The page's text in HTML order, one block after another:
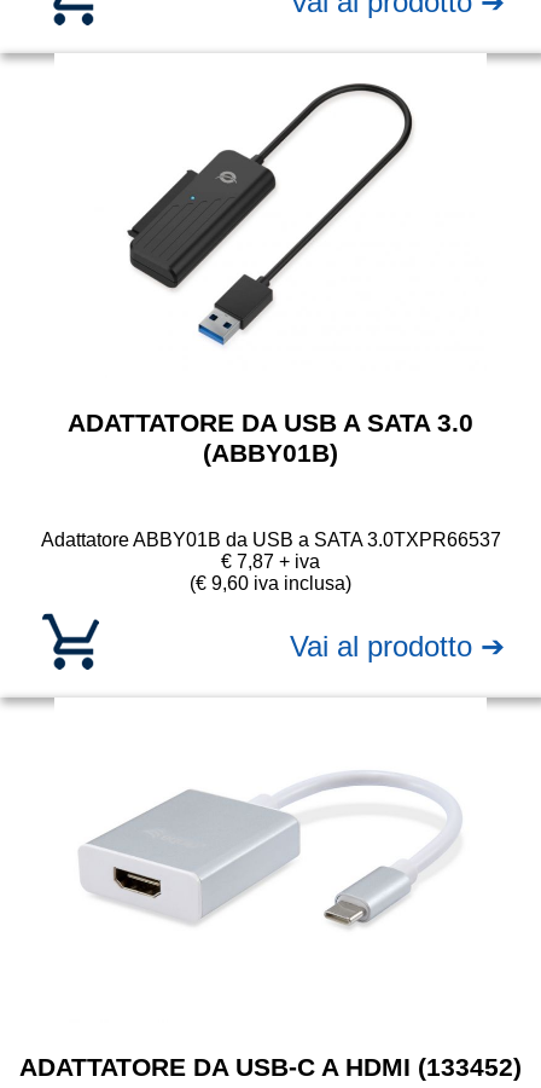
ADATTATORE DA USB A SATA 3.0
(ABBY01B)
Adattatore ABBY01B da USB a SATA 3.0TXPR66537
€ 7,87 + iva
(€ 9,60 iva inclusa)
Vai al prodotto ➔
ADATTATORE DA USB-C A HDMI (133452)